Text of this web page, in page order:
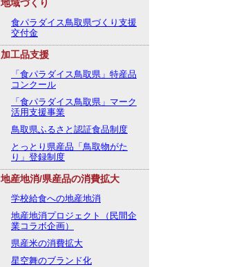
地域づくり
食パラダイス鳥取県づくり支援
交付金
加工品支援
「食パラダイス鳥取県」特産品
コンクール
「食パラダイス鳥取県」マーク
活用支援事業
鳥取県ふるさと認証食品制度
とっとり県産品「鳥取物がた
り」登録制度
地産地消/県産品の消費拡大
学校給食への地産地消
地産地消プロジェクト（民間企
業コラボ企画）
県産米の消費拡大
星空舞のブランド化